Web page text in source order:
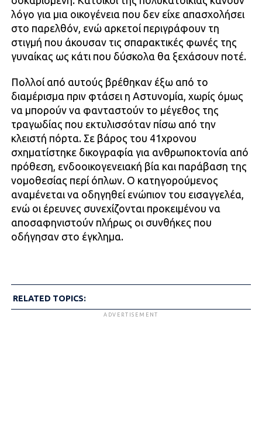
λόγο για μια οικογένεια που δεν είχε απασχολήσει
στο παρελθόν, ενώ αρκετοί περιγράφουν τη
στιγμή που άκουσαν τις σπαρακτικές φωνές της
γυναίκας ως κάτι που δύσκολα θα ξεχάσουν ποτέ.
Πολλοί από αυτούς βρέθηκαν έξω από το
διαμέρισμα πριν φτάσει η Αστυνομία, χωρίς όμως
να μπορούν να φανταστούν το μέγεθος της
τραγωδίας που εκτυλισσόταν πίσω από την
κλειστή πόρτα. Σε βάρος του 41χρονου
σχηματίστηκε δικογραφία για ανθρωποκτονία από
πρόθεση, ενδοοικογενειακή βία και παράβαση της
νομοθεσίας περί όπλων. Ο κατηγορούμενος
αναμένεται να οδηγηθεί ενώπιον του εισαγγελέα,
ενώ οι έρευνες συνεχίζονται προκειμένου να
αποσαφηνιστούν πλήρως οι συνθήκες που
οδήγησαν στο έγκλημα.
RELATED TOPICS:
ADVERTISEMENT